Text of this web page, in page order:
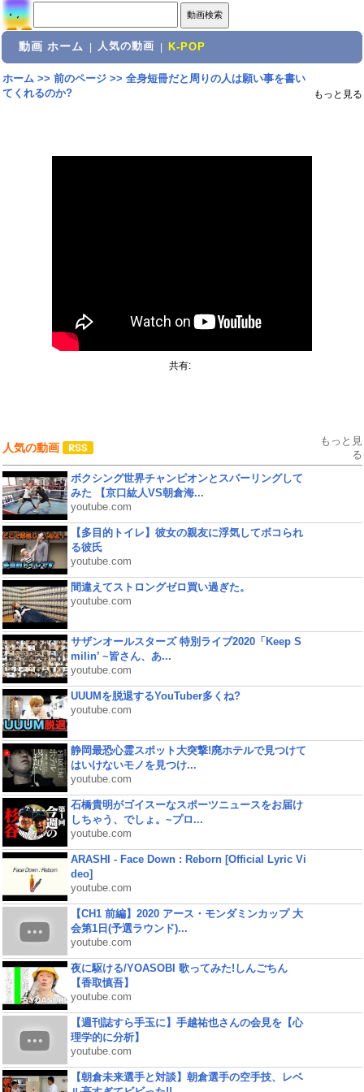
動画 ホーム 人気の動画 K-POP
ホーム>> 前のページ>> 全身短冊だと周りの人は願い事を書い
てくれるのか?
もっと見る
共有:
人気の動画
もっと見
る
ボクシング世界チャンピオンとスパーリングして
みた 【京口紘人VS朝倉海...
youtube.com
【多目的トイレ】彼女の親友に浮気してボコられ
る彼氏
youtube.com
間違えてストロングゼロ買い過ぎた。
youtube.com
サザンオールスターズ 特別ライブ2020「Keep S
milin’ ~皆さん、あ...
youtube.com
UUUMを脱退するYouTuber多くね?
youtube.com
静岡最恐心霊スポット大突撃!廃ホテルで見つけて
はいけないモノを見つけ...
youtube.com
石橋貴明がゴイスーなスポーツニュースをお届け
しちゃう、でしょ。~プロ...
youtube.com
ARASHI - Face Down : Reborn [Official Lyric Vi
deo]
youtube.com
【CH1 前編】2020 アース・モンダミンカップ 大
会第1日(予選ラウンド)...
youtube.com
夜に駆ける/YOASOBI 歌ってみた!しんごちん
【香取慎吾】
youtube.com
【週刊誌すら手玉に】手越祐也さんの会見を【心
理学的に分析】
youtube.com
【朝倉未来選手と対談】朝倉選手の空手技、レベ